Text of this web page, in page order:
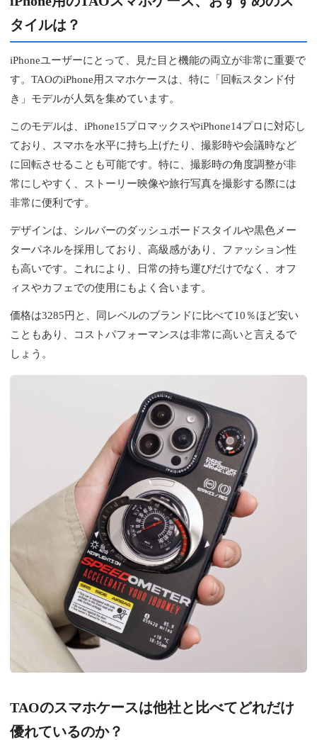
タイルは？
iPhoneユーザーにとって、見た目と機能の両立が非常に重要で
す。TAOのiPhone用スマホケースは、特に「回転スタンド付
き」モデルが人気を集めています。
このモデルは、iPhone15プロマックスやiPhone14プロに対応し
ており、スマホを水平に持ち上げたり、撮影時や会議時など
に回転させることも可能です。特に、撮影時の角度調整が非
常にしやすく、ストーリー映像や旅行写真を撮影する際には
非常に便利です。
デザインは、シルバーのダッシュボードスタイルや黒色メー
ターパネルを採用しており、高級感があり、ファッション性
も高いです。これにより、日常の持ち運びだけでなく、オフ
ィスやカフェでの使用にもよく合います。
価格は3285円と、同レベルのブランドに比べて10％ほど安い
こともあり、コストパフォーマンスは非常に高いと言えるで
しょう。
TAOのスマホケースは他社と比べてどれだけ
優れているのか？